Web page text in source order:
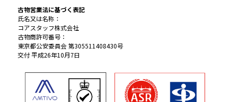
古物営業法に基づく表記
氏名又は名称：
コアスタッフ株式会社
古物商許可番号：
東京都公安委員会 第305511408430号
交付 平成26年10月7日